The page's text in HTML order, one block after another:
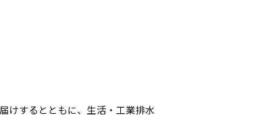
けするとともに、生活・工業排水